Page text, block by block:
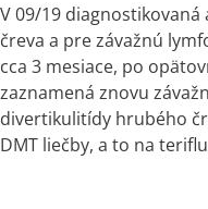
V 09/19
čreva a pre závažnú
cca 3 mesiace, po
zaznamená znovu
divertikulitídy hrubého
DMT liečby, a to na